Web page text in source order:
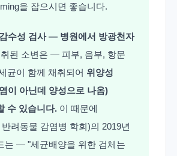
을 잡으시면 좋습니다.
수성 검사 — 병원에서 방광천자
된 소변은 — 피부, 음부, 항문
균이 함께 채취되어 위양성
이 아닌데 양성으로 나옴)
수 있습니다.이 때문에
려동물 감염병 학회)의 2019년
는 — "세균배양을 위한 검체는